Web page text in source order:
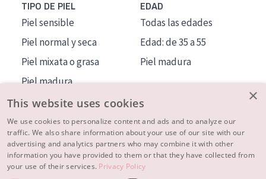
TIPO DE PIEL
Piel sensible
Piel normal y seca
Piel mixata o grasa
Piel madura
Piel expuesta al sol
Piel menopáusica
EDAD
Todas las edades
Edad: de 35 a 55
Piel madura
MÁS SOBRE NOSOTROS
INSPIRACIÓN
×
This website uses cookies
We use cookies to personalize content and ads and to analyze our
traffic. We also share information about your use of our site with our
advertising and analytics partners who may combine it with other
information you have provided to them or that they have collected from
your use of their services. Privacy Policy